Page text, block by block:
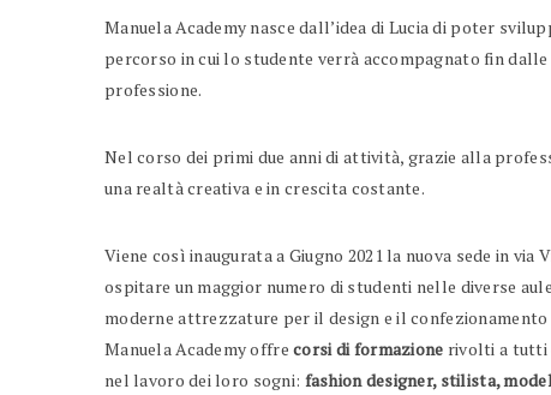
Manuela Academy nasce dall’idea di Lucia di poter
percorso in cui lo studente verrà accompagnato fin
professione.
Nel corso dei primi due anni di attività, grazie alla
una realtà creativa e in crescita costante.
Viene così inaugurata a Giugno 2021 la nuova sede in
ospitare un maggior numero di studenti nelle diverse
moderne attrezzature per il design e il confezionamento
Manuela Academy offrecorsi di formazione rivolti a tutti
nel lavoro dei loro sogni: fashion designer, stilista,